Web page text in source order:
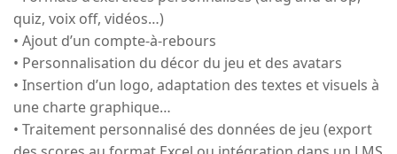
quiz, voix off, vidéos…)
• Ajout d’un compte-à-rebours
• Personnalisation du décor du jeu et des avatars
• Insertion d’un logo, adaptation des textes et visuels à
une charte graphique…
• Traitement personnalisé des données de jeu (export